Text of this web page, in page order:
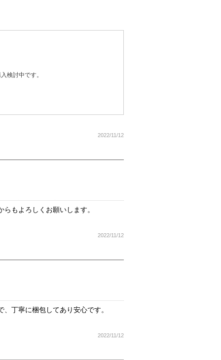
検討中です。
2022/11/12
もよろしくお願いします。
2022/11/12
丁寧に梱包してあり安心です。
2022/11/12